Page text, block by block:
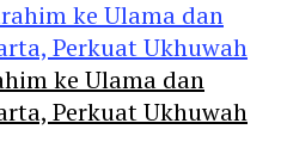
ke Ulama dan
Perkuat Ukhuwah